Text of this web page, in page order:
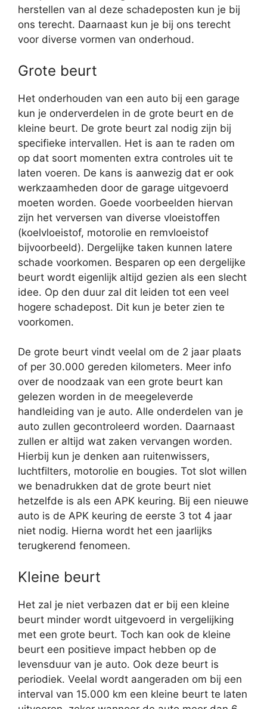
herstellen van al deze schadeposten kun je bij
ons terecht. Daarnaast kun je bij ons terecht
voor diverse vormen van onderhoud.
Grote beurt
Het onderhouden van een auto bij een garage
kun je onderverdelen in de grote beurt en de
kleine beurt. De grote beurt zal nodig zijn bij
specifieke intervallen. Het is aan te raden om
op dat soort momenten extra controles uit te
laten voeren. De kans is aanwezig dat er ook
werkzaamheden door de garage uitgevoerd
moeten worden. Goede voorbeelden hiervan
zijn het verversen van diverse vloeistoffen
(koelvloeistof, motorolie en remvloeistof
bijvoorbeeld). Dergelijke taken kunnen latere
schade voorkomen. Besparen op een dergelijke
beurt wordt eigenlijk altijd gezien als een slecht
idee. Op den duur zal dit leiden tot een veel
hogere schadepost. Dit kun je beter zien te
voorkomen.
De grote beurt vindt veelal om de 2 jaar plaats
of per 30.000 gereden kilometers. Meer info
over de noodzaak van een grote beurt kan
gelezen worden in de meegeleverde
handleiding van je auto. Alle onderdelen van je
auto zullen gecontroleerd worden. Daarnaast
zullen er altijd wat zaken vervangen worden.
Hierbij kun je denken aan ruitenwissers,
luchtfilters, motorolie en bougies. Tot slot willen
we benadrukken dat de grote beurt niet
hetzelfde is als een APK keuring. Bij een nieuwe
auto is de APK keuring de eerste 3 tot 4 jaar
niet nodig. Hierna wordt het een jaarlijks
terugkerend fenomeen.
Kleine beurt
Het zal je niet verbazen dat er bij een kleine
beurt minder wordt uitgevoerd in vergelijking
met een grote beurt. Toch kan ook de kleine
beurt een positieve impact hebben op de
levensduur van je auto. Ook deze beurt is
periodiek. Veelal wordt aangeraden om bij een
interval van 15.000 km een kleine beurt te laten